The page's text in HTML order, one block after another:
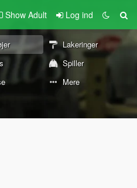
Show Adult Log ind
Lakeringer
Spiller
Mere